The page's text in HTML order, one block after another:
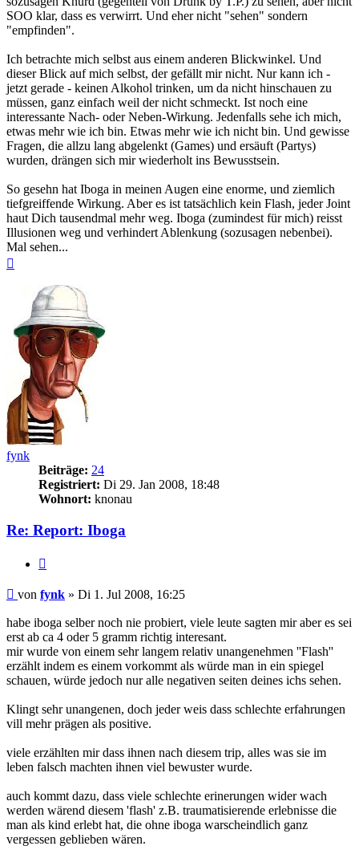
SOO klar, dass es verwirrt. Und eher nicht "sehen" sondern
"empfinden".
Ich betrachte mich selbst aus einem anderen Blickwinkel. Und
dieser Blick auf mich selbst, der gefällt mir nicht. Nur kann ich -
jetzt gerade - keinen Alkohol trinken, um da nicht hinschauen zu
müssen, ganz einfach weil der nicht schmeckt. Ist noch eine
interessante Nach- oder Neben-Wirkung. Jedenfalls sehe ich mich,
etwas mehr wie ich bin. Etwas mehr wie ich nicht bin. Und gewisse
Fragen, die allzu lang abgelenkt (Games) und ersäuft (Partys)
wurden, drängen sich mir wiederholt ins Bewusstsein.
So gesehn hat Iboga in meinen Augen eine enorme, und ziemlich
tiefgreiffende Wirkung. Aber es ist tatsächlich kein Flash, jeder Joint
haut Dich tausendmal mehr weg. Iboga (zumindest für mich) reisst
Illusionen weg und verhindert Ablenkung (sozusagen nebenbei).
Mal sehen...
fynk
Beiträge: 24
Registriert: Di 29. Jan 2008, 18:48
Wohnort: knonau
Re: Report: Iboga
Beitrag
von fynk » Di 1. Jul 2008, 16:25
habe iboga selber noch nie probiert, viele leute sagten mir aber es sei
erst ab ca 4 oder 5 gramm richtig interesant.
mir wurde von einem sehr langem relativ unangenehmen ''Flash''
erzählt indem es einem vorkommt als würde man in ein spiegel
schauen, würde jedoch nur alle negativen seiten deines ichs sehen.
Klingt sehr unangenen, doch jeder weis dass schlechte erfahrungen
vill mehr prägen als positive.
viele erzählten mir dass ihnen nach diesem trip, alles was sie im
leben falsch machten ihnen viel bewuster wurde.
auch kommt dazu, dass viele schlechte erinerungen wider wach
werden wärend diesem 'flash' z.B. traumatisierende erlebnisse die
man als kind erlebt hat, die ohne iboga warscheindlich ganz
vergessen geblieben wären.